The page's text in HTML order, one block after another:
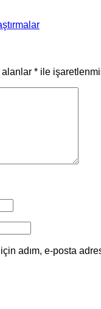
* ile
adım, e-posta